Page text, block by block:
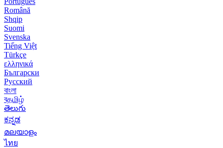
Română
Shqip
Suomi
Svenska
Tiếng Việt
Türkçe
ελληνικά
Български
Русский
বাংলা
বதமிழ்
తెలుగు
ಕನ್ನಡ
മലയാളം
ไทย